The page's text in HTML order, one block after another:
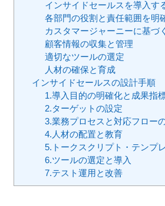
インサイドセールスを導入す
各部門の役割と責任範囲を明
カスタマージャーニーに基づ
顧客情報の収集と管理
適切なツールの選定
人材の確保と育成
インサイドセールスの設計手順
1.導入目的の明確化と成果指
2.ターゲットの設定
3.業務プロセスと対応フロー
4.人材の配置と教育
5.トークスクリプト・テンプ
6.ツールの選定と導入
7.テスト運用と改善